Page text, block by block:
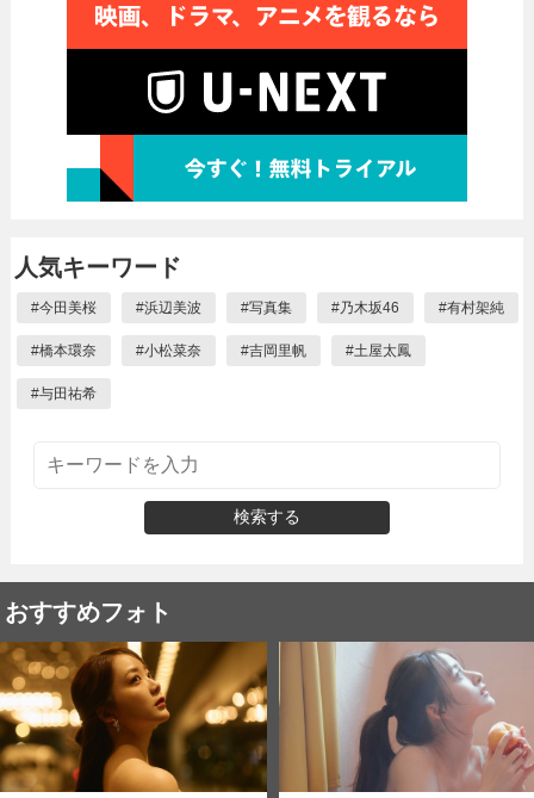
人気キーワード
#今田美桜 #浜辺美波 #写真集 #乃木坂46 #有村架純
#橋本環奈 #小松菜奈 #吉岡里帆 #土屋太鳳
#与田祐希
検索する
おすすめフォト